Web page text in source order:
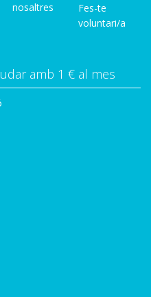
nosaltres
Fes-te
voluntari/a
amb 1 € al mes